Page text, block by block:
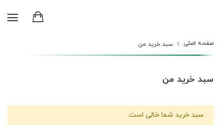
صفحه اصلی سبد خرید من
سبد خرید من
سبد خرید شما خالی است.